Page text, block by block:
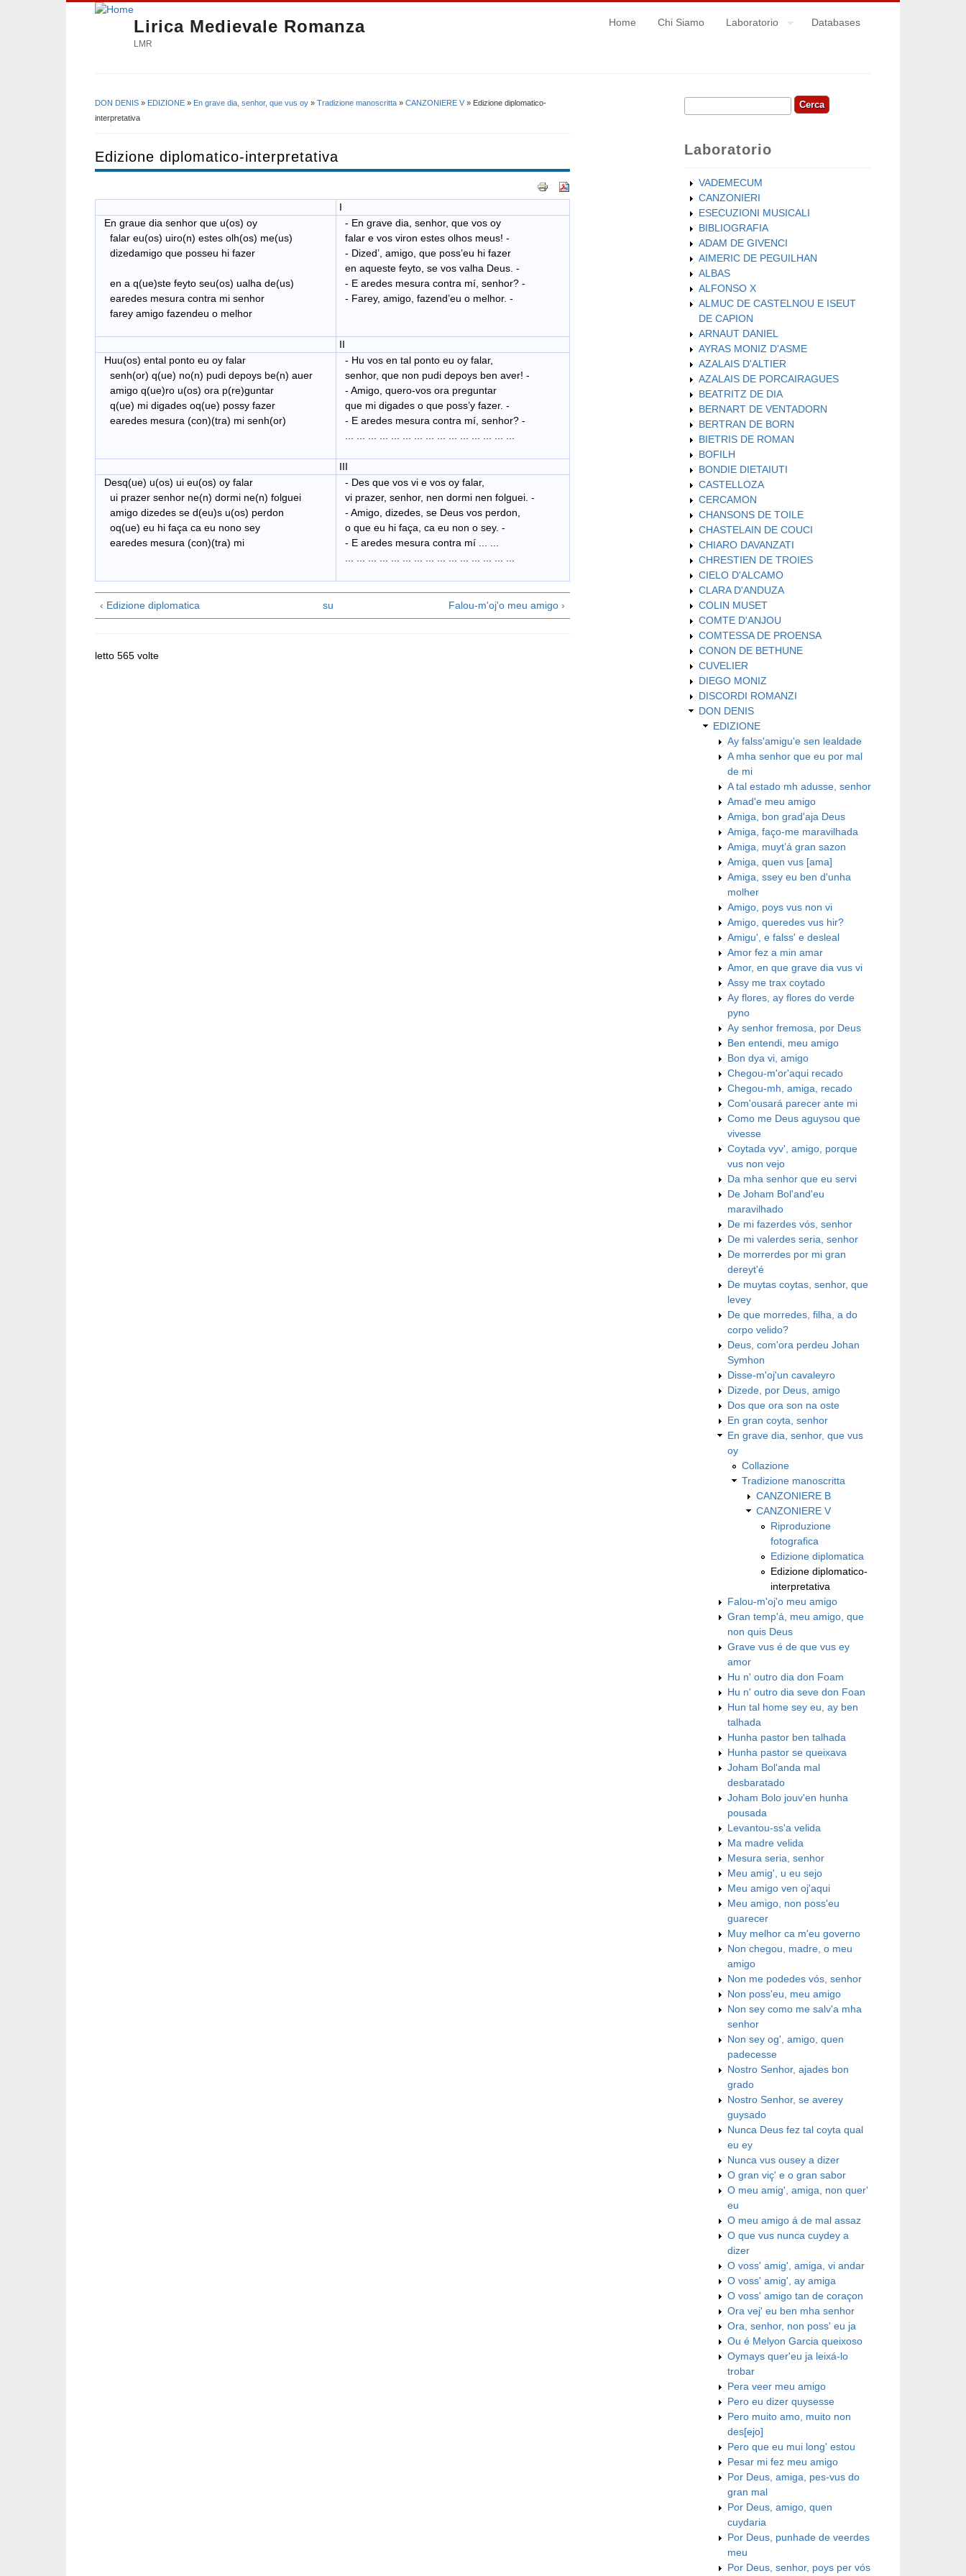
Lirica Medievale Romanza
LMR
Home Chi Siamo Laboratorio Databases
Tu sei qui
DON DENIS » EDIZIONE » En grave dia, senhor, que vus oy » Tradizione manoscritta » CANZONIERE V » Edizione diplomatico-
interpretativa
Edizione diplomatico-interpretativa
I
En graue dia senhor que u(os) oy
falar eu(os) uiro(n) estes olh(os) me(us)
dizedamigo que posseu hi fazer
en a q(ue)ste feyto seu(os) ualha de(us)
earedes mesura contra mi senhor
farey amigo fazendeu o melhor
- En grave dia, senhor, que vos oy
falar e vos viron estes olhos meus! -
- Dized’, amigo, que poss’eu hi fazer
en aqueste feyto, se vos valha Deus. -
- E aredes mesura contra mí, senhor? -
- Farey, amigo, fazend’eu o melhor. -
II
Huu(os) ental ponto eu oy falar
senh(or) q(ue) no(n) pudi depoys be(n) auer
amigo q(ue)ro u(os) ora p(re)guntar
q(ue) mi digades oq(ue) possy fazer
earedes mesura (con)(tra) mi senh(or)
- Hu vos en tal ponto eu oy falar,
senhor, que non pudi depoys ben aver! -
- Amigo, quero-vos ora preguntar
que mi digades o que poss’y fazer. -
- E aredes mesura contra mí, senhor? -
III
Desq(ue) u(os) ui eu(os) oy falar
ui prazer senhor ne(n) dormi ne(n) folguei
amigo dizedes se d(eu)s u(os) perdon
oq(ue) eu hi faça ca eu nono sey
earedes mesura (con)(tra) mi
- Des que vos vi e vos oy falar,
vi prazer, senhor, nen dormi nen folguei. -
- Amigo, dizedes, se Deus vos perdon,
o que eu hi faça, ca eu non o sey. -
- E aredes mesura contra mí ... ...
‹ Edizione diplomatica su Falou-m'oj'o meu amigo ›
letto 565 volte
Form di ricerca
Cerca
Laboratorio
VADEMECUM
CANZONIERI
ESECUZIONI MUSICALI
BIBLIOGRAFIA
ADAM DE GIVENCI
AIMERIC DE PEGUILHAN
ALBAS
ALFONSO X
ALMUC DE CASTELNOU E ISEUT
DE CAPION
ARNAUT DANIEL
AYRAS MONIZ D'ASME
AZALAIS D'ALTIER
AZALAIS DE PORCAIRAGUES
BEATRITZ DE DIA
BERNART DE VENTADORN
BERTRAN DE BORN
BIETRIS DE ROMAN
BOFILH
BONDIE DIETAIUTI
CASTELLOZA
CERCAMON
CHANSONS DE TOILE
CHASTELAIN DE COUCI
CHIARO DAVANZATI
CHRESTIEN DE TROIES
CIELO D'ALCAMO
CLARA D'ANDUZA
COLIN MUSET
COMTE D'ANJOU
COMTESSA DE PROENSA
CONON DE BETHUNE
CUVELIER
DIEGO MONIZ
DISCORDI ROMANZI
DON DENIS
EDIZIONE
Ay falss'amigu'e sen lealdade
A mha senhor que eu por mal
de mi
A tal estado mh adusse, senhor
Amad'e meu amigo
Amiga, bon grad'aja Deus
Amiga, faço-me maravilhada
Amiga, muyt’á gran sazon
Amiga, quen vus [ama]
Amiga, ssey eu ben d'unha
molher
Amigo, poys vus non vi
Amigo, queredes vus hir?
Amigu', e falss' e desleal
Amor fez a min amar
Amor, en que grave dia vus vi
Assy me trax coytado
Ay flores, ay flores do verde
pyno
Ay senhor fremosa, por Deus
Ben entendi, meu amigo
Bon dya vi, amigo
Chegou-m'or'aqui recado
Chegou-mh, amiga, recado
Com'ousará parecer ante mi
Como me Deus aguysou que
vivesse
Coytada vyv', amigo, porque
vus non vejo
Da mha senhor que eu servi
De Joham Bol'and'eu
maravilhado
De mi fazerdes vós, senhor
De mi valerdes seria, senhor
De morrerdes por mi gran
dereyt'é
De muytas coytas, senhor, que
levey
De que morredes, filha, a do
corpo velido?
Deus, com'ora perdeu Johan
Symhon
Disse-m'oj'un cavaleyro
Dizede, por Deus, amigo
Dos que ora son na oste
En gran coyta, senhor
En grave dia, senhor, que vus
oy
Collazione
Tradizione manoscritta
CANZONIERE B
CANZONIERE V
Riproduzione
fotografica
Edizione diplomatica
Edizione diplomatico-
interpretativa
Falou-m'oj'o meu amigo
Gran temp'á, meu amigo, que
non quis Deus
Grave vus é de que vus ey
amor
Hu n' outro dia don Foam
Hu n' outro dia seve don Foan
Hun tal home sey eu, ay ben
talhada
Hunha pastor ben talhada
Hunha pastor se queixava
Joham Bol'anda mal
desbaratado
Joham Bolo jouv'en hunha
pousada
Levantou-ss'a velida
Ma madre velida
Mesura seria, senhor
Meu amig', u eu sejo
Meu amigo ven oj'aqui
Meu amigo, non poss'eu
guarecer
Muy melhor ca m'eu governo
Non chegou, madre, o meu
amigo
Non me podedes vós, senhor
Non poss'eu, meu amigo
Non sey como me salv'a mha
senhor
Non sey og', amigo, quen
padecesse
Nostro Senhor, ajades bon
grado
Nostro Senhor, se averey
guysado
Nunca Deus fez tal coyta qual
eu ey
Nunca vus ousey a dizer
O gran viç' e o gran sabor
O meu amig', amiga, non quer'
eu
O meu amigo á de mal assaz
O que vus nunca cuydey a
dizer
O voss' amig', amiga, vi andar
O voss' amig', ay amiga
O voss' amigo tan de coraçon
Ora vej' eu ben mha senhor
Ora, senhor, non poss' eu ja
Ou é Melyon Garcia queixoso
Oymays quer'eu ja leixá-lo
trobar
Pera veer meu amigo
Pero eu dizer quysesse
Pero muito amo, muito non
des[ejo]
Pero que eu mui long' estou
Pesar mi fez meu amigo
Por Deus, amiga, pes-vus do
gran mal
Por Deus, amigo, quen
cuydaria
Por Deus, punhade de veerdes
meu
Por Deus, senhor, poys per vós